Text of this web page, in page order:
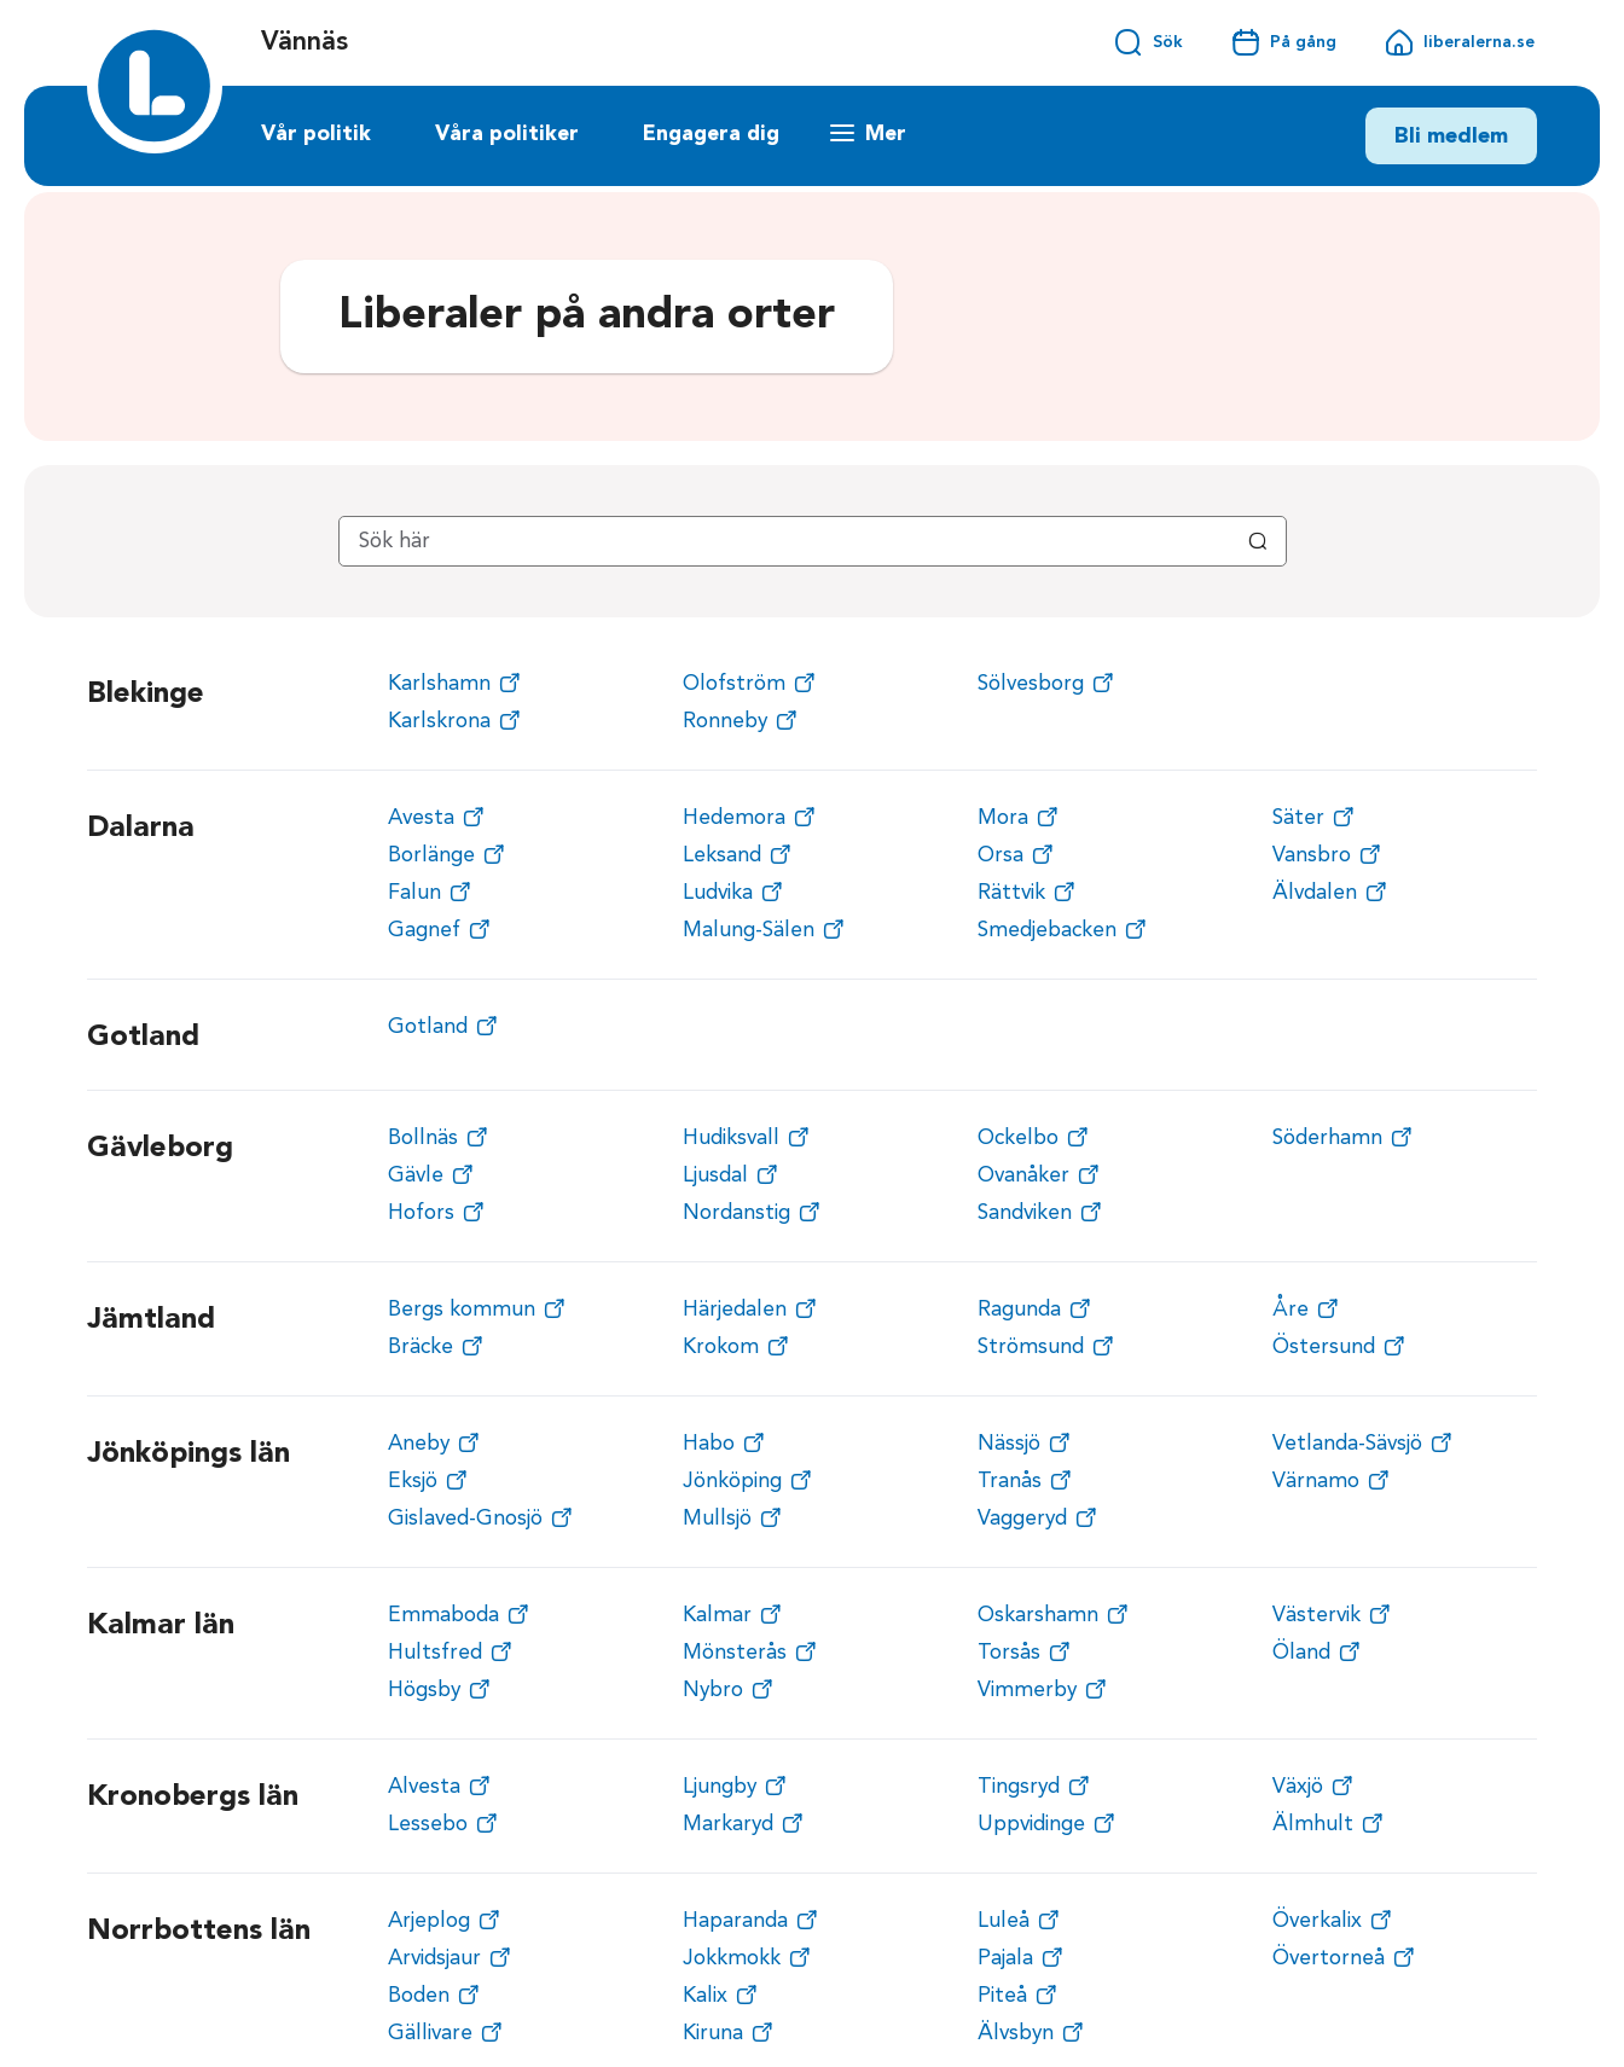
Vännäs Sök På gång liberalerna.se
Vår politik Våra politiker Engagera dig Mer Bli medlem
Liberaler på andra orter
Blekinge
Karlshamn
Karlskrona
Olofström
Ronneby
Sölvesborg
Dalarna
Avesta
Borlänge
Falun
Gagnef
Hedemora
Leksand
Ludvika
Malung-Sälen
Mora
Orsa
Rättvik
Smedjebacken
Säter
Vansbro
Älvdalen
Gotland Gotland
Gävleborg
Bollnäs
Gävle
Hofors
Hudiksvall
Ljusdal
Nordanstig
Ockelbo
Ovanåker
Sandviken
Söderhamn
Jämtland
Bergs kommun
Bräcke
Härjedalen
Krokom
Ragunda
Strömsund
Åre
Östersund
Jönköpings län
Aneby
Eksjö
Gislaved-Gnosjö
Habo
Jönköping
Mullsjö
Nässjö
Tranås
Vaggeryd
Vetlanda-Sävsjö
Värnamo
Kalmar län
Emmaboda
Hultsfred
Högsby
Kalmar
Mönsterås
Nybro
Oskarshamn
Torsås
Vimmerby
Västervik
Öland
Kronobergs län
Alvesta
Lessebo
Ljungby
Markaryd
Tingsryd
Uppvidinge
Växjö
Älmhult
Norrbottens län
Arjeplog
Arvidsjaur
Boden
Gällivare
Haparanda
Jokkmokk
Kalix
Kiruna
Luleå
Pajala
Piteå
Älvsbyn
Överkalix
Övertorneå